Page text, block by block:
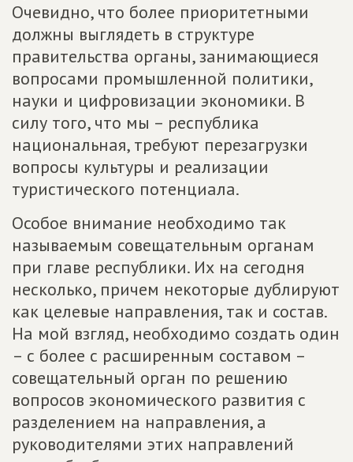
Очевидно, что более приоритетными
должны выглядеть в структуре
правительства органы, занимающиеся
вопросами промышленной политики,
науки и цифровизации экономики. В
силу того, что мы – республика
национальная, требуют перезагрузки
вопросы культуры и реализации
туристического потенциала.
Особое внимание необходимо так
называемым совещательным органам
при главе республики. Их на сегодня
несколько, причем некоторые дублируют
как целевые направления, так и состав.
На мой взгляд, необходимо создать один
– с более с расширенным составом –
совещательный орган по решению
вопросов экономического развития с
разделением на направления, а
руководителями этих направлений